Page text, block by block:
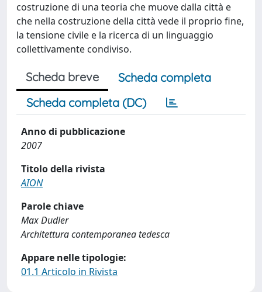
costruzione di una teoria che muove dalla città e
che nella costruzione della città vede il proprio fine,
la tensione civile e la ricerca di un linguaggio
collettivamente condiviso.
Scheda breve
Scheda completa
Scheda completa (DC)
Anno di pubblicazione
2007
Titolo della rivista
AION
Parole chiave
Max Dudler
Architettura contemporanea tedesca
Appare nelle tipologie:
01.1 Articolo in Rivista